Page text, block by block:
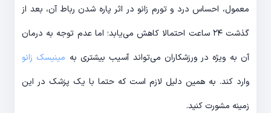
معمول، احساس درد و تورم زانو در اثر پاره شدن رباط آن، بعد از
گذشت ۲۴ ساعت احتمالا کاهش می‌یابد؛ اما عدم توجه به درمان
آن به ویژه در ورزشکاران می‌تواند آسیب بیشتری به مینیسک زانو
وارد کند. به همین دلیل لازم است که حتما با یک پزشک در این
زمینه مشورت کنید.